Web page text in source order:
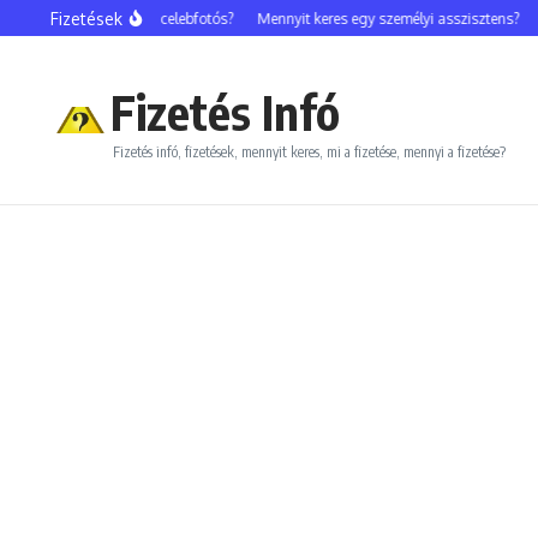
Ugrás a tartalomhoz
Fizetések
Mennyit keres egy celebfotós? Mennyit keres egy személyi asszisztens?
Fizetés Infó
Fizetés infó, fizetések, mennyit keres, mi a fizetése, mennyi a fizetése?